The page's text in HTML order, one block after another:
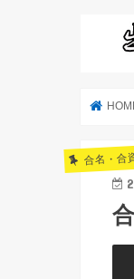
合名・合